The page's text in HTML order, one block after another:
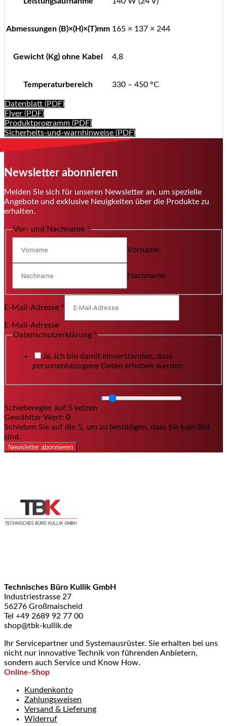
Abmessungen (B)×(H)×(T)mm 165 × 137 × 244
Gewicht (Kg) ohne Kabel 4,8
Temperaturbereich 330 – 450 °C
Datenblatt (PDF)
Flyer (PDF)
Produktprogramm (PDF)
Sicherheits-und-warnhinweise (PDF)
Newsletter abonnieren
Melden Sie sich für unseren Newsletter an, um spezielle
Angebote und exklusive Neuigkeiten über die Produkte zu
erhalten.
Vor- und Nachname *
Vorname
Nachname
E-Mail-Adresse *
E-Mail-Adresse
Datenschutzerklärung *
Ja, ich bin damit einverstanden, dass
personenbezogene Daten erhoben werden.
Schieberegler auf 5 setzen
Gewählter Wert: 0
Schieben Sie auf die 5, um zu bestätigen, dass Sie kein Bot
sind.
Newsletter abonnieren
Technisches Büro Kullik GmbH
Industriestrasse 27
56276 Großmaischeid
Tel +49 2689 92 77 00
shop@tbk-kullik.de
Ihr Servicepartner und Systemausrüster. Sie erhalten bei uns
nicht nur innovative Technik von führenden Anbietern,
sondern auch Service und Know How.
Online-Shop
Kundenkonto
Zahlungsweisen
Versand & Lieferung
Widerruf